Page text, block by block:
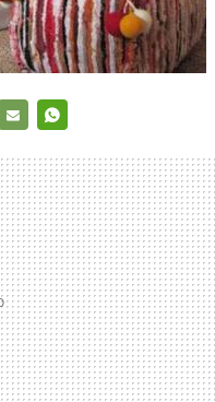
MAIL